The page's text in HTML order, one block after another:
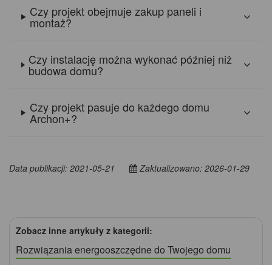
Czy projekt obejmuje zakup paneli i
montaż?
Czy instalację można wykonać później niż
budowa domu?
Czy projekt pasuje do każdego domu
Archon+?
Data publikacji: 2021-05-21 Zaktualizowano: 2026-01-29
Zobacz inne artykuły z kategorii:
Rozwiązania energooszczędne do Twojego domu